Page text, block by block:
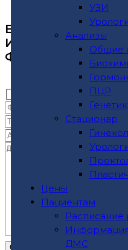
УЗИ
Анализы
Общие
ПЦР
Стационар
Цены
Пациентам
Расписание
ДМС
ЕСЛИ У ВАС
ИЛИ
ФОРМУ